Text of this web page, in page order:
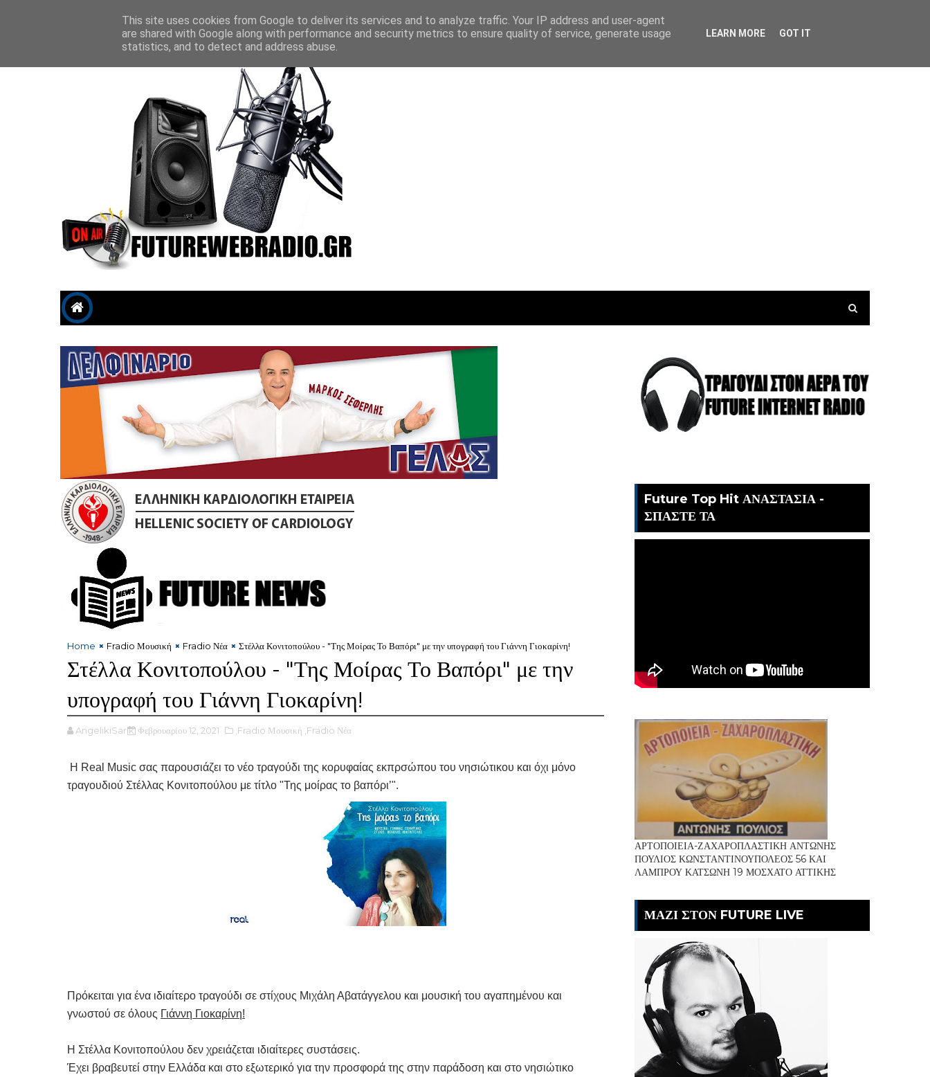
Streamee
Home Fradio Μουσική Fradio Νέα Στέλλα Κονιτοπούλου - "Της Μοίρας Το Βαπόρι" με την υπογραφή του Γιάννη Γιοκαρίνη!
Στέλλα Κονιτοπούλου - "Της Μοίρας Το Βαπόρι" με την
υπογραφή του Γιάννη Γιοκαρίνη!
AngelikiSarik Φεβρουαρίου 12, 2021 ,Fradio Μουσική ,Fradio Νέα
Η Real Music σας παρουσιάζει το νέο τραγούδι της κορυφαίας εκπρσώπου του νησιώτικου και όχι μόνο
τραγουδιού Στέλλας Κονιτοπούλου με τίτλο "Της μοίρας το βαπόρι’".
Πρόκειται για ένα ιδιαίτερο τραγούδι σε στίχους Μιχάλη Αβατάγγελου και μουσική του αγαπημένου και
γνωστού σε όλους Γιάννη Γιοκαρίνη!
Η Στέλλα Κονιτοπούλου δεν χρειάζεται ιδιαίτερες συστάσεις.
Έχει βραβευτεί στην Ελλάδα και στο εξωτερικό για την προσφορά της στην παράδοση και στο νησιώτικο
Future Top Hit ΑΝΑΣΤΑΣΙΑ -
ΣΠΑΣΤΕ ΤΑ
ΑΡΤΟΠΟΙΕΙΑ-ΖΑΧΑΡΟΠΛΑΣΤΙΚΗ ΑΝΤΩΝΗΣ
ΠΟΥΛΙΟΣ ΚΩΝΣΤΑΝΤΙΝΟΥΠΟΛΕΟΣ 56 ΚΑΙ
ΛΑΜΠΡΟΥ ΚΑΤΣΩΝΗ 19 ΜΟΣΧΑΤΟ ΑΤΤΙΚΗΣ
ΜΑΖΙ ΣΤΟΝ FUTURE LIVE
This site uses cookies from Google to deliver its services and to analyze traffic. Your IP address and user-agent
are shared with Google along with performance and security metrics to ensure quality of service, generate usage
statistics, and to detect and address abuse.
LEARN MORE GOT IT